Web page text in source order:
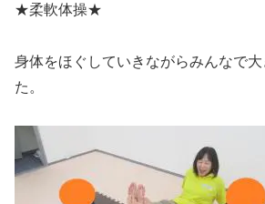
★柔軟体操★
身体をほぐしていきながらみんなで
た。